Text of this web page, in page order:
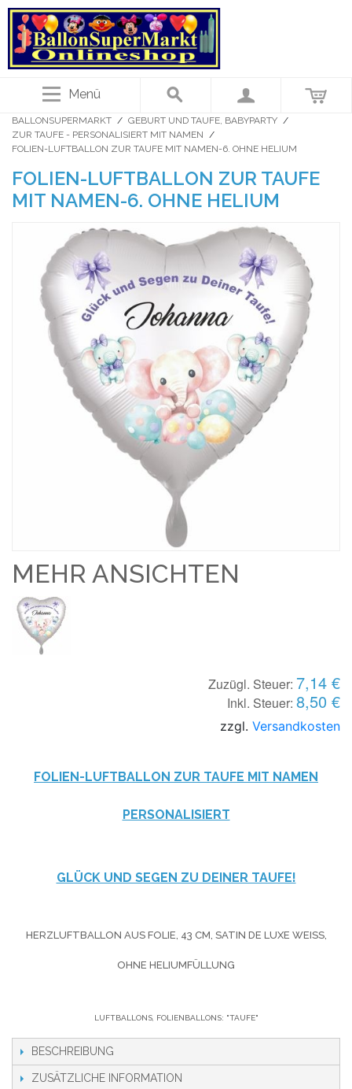
Menü
BALLONSUPERMARKT / GEBURT UND TAUFE, BABYPARTY /
ZUR TAUFE - PERSONALISIERT MIT NAMEN /
FOLIEN-LUFTBALLON ZUR TAUFE MIT NAMEN-6. OHNE HELIUM
FOLIEN-LUFTBALLON ZUR TAUFE
MIT NAMEN-6. OHNE HELIUM
MEHR ANSICHTEN
Zuzügl. Steuer: 7,14 €
Inkl. Steuer: 8,50 €
zzgl. Versandkosten
FOLIEN-LUFTBALLON ZUR TAUFE MIT NAMEN
PERSONALISIERT
GLÜCK UND SEGEN ZU DEINER TAUFE!
HERZLUFTBALLON AUS FOLIE, 43 CM, SATIN DE LUXE WEISS, O
HNE HELIUMFÜLLUNG
LUFTBALLONS, FOLIENBALLONS: "TAUFE"
BESCHREIBUNG
ZUSÄTZLICHE INFORMATION